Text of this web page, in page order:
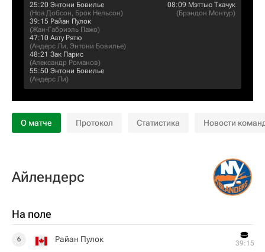
25:20 Энтони Бовилье
(Ноа Добсон, Брок Нельсон)
39:15 Райан Пулок
(Жан-Габриэль Пажо)
47:10 Аату Рятю
(Андерс Ли, Энтони Бовилье)
48:21 Зак Парис
(Александр Романов)
55:50 Энтони Бовилье
(Андерс Ли)
08:09 Мэттью Ткачук
(Брэндон Монтур)
О матче Протокол Статистика Новости
Айлендерс
На поле
6 Райан Пулок 39:15